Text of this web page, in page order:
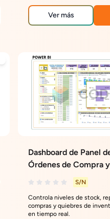
Ver más
Dashboard de Panel
Órdenes de Compra
S/N
Controla niveles de stock,
compras y quiebres de
en tiempo real.